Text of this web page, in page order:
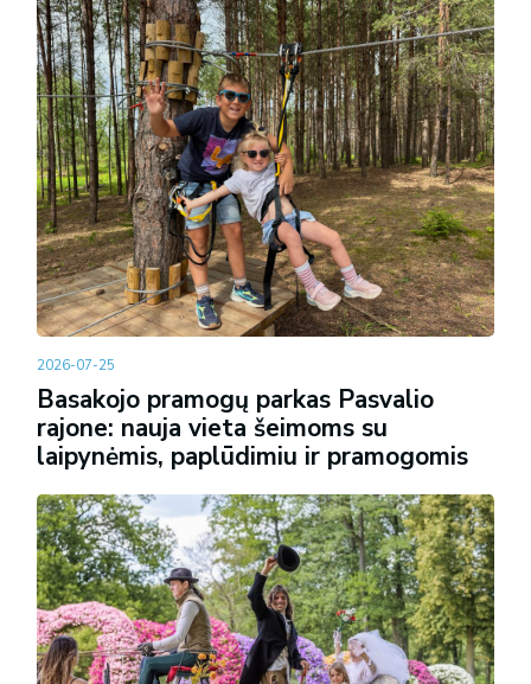
2026-07-25
Basakojo pramogų parkas Pasvalio
rajone: nauja vieta šeimoms su
laipynėmis, paplūdimiu ir pramogomis